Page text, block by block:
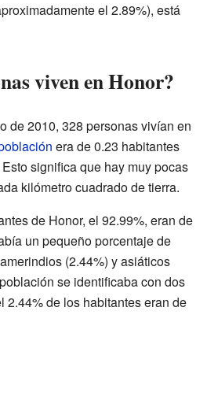
el 2.89%), está
viven en Honor?
de 2010, 328 personas vivían en
era de 0.23 habitantes
significa que hay muy pocas
kilómetro cuadrado de tierra.
de Honor, el 92.99%, eran de
un pequeño porcentaje de
(2.44%) y asiáticos
se identificaba con dos
2.44% de los habitantes eran de